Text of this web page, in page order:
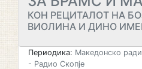
КОН РЕЦИТАЛОТ НА
ВИОЛИНА И ДИНО
Периодика: Македонско
- Радио Скопје